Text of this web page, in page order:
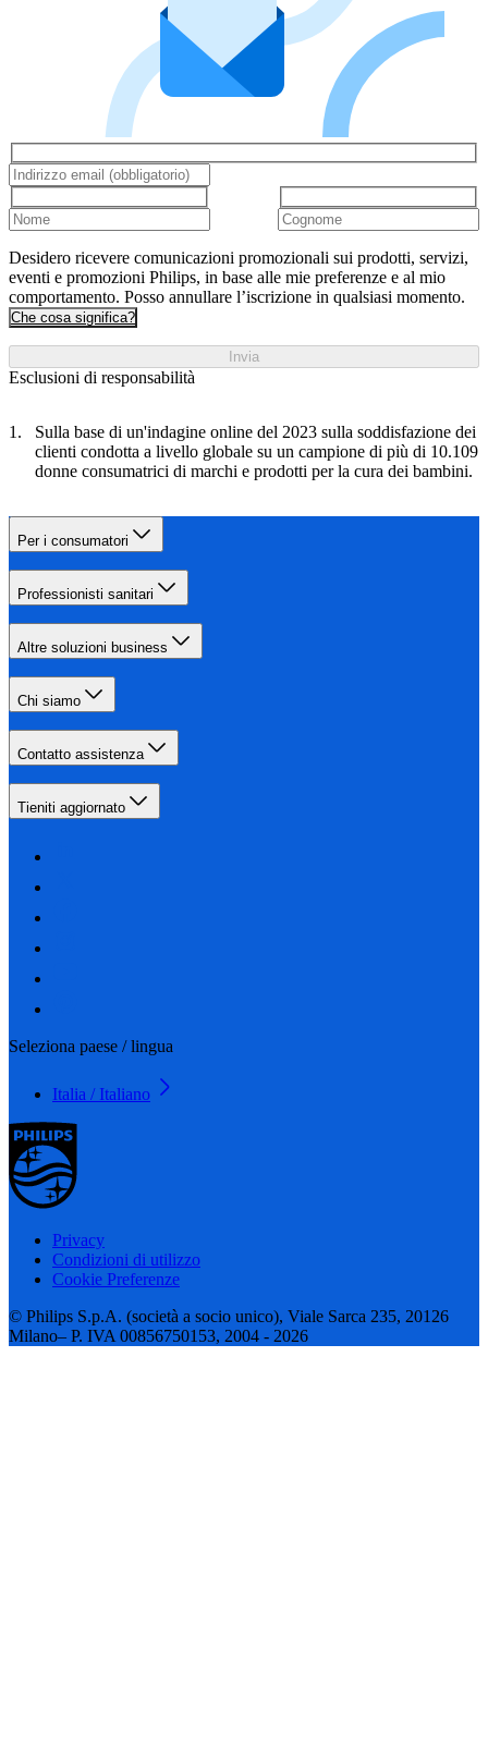
Desidero ricevere comunicazioni promozionali sui prodotti, servizi,
eventi e promozioni Philips, in base alle mie preferenze e al mio
comportamento. Posso annullare l’iscrizione in qualsiasi momento.
Che cosa significa?
Invia
Esclusioni di responsabilità
Sulla base di un'indagine online del 2023 sulla soddisfazione dei
clienti condotta a livello globale su un campione di più di 10.109
donne consumatrici di marchi e prodotti per la cura dei bambini.
Per i consumatori
Professionisti sanitari
Altre soluzioni business
Chi siamo
Contatto assistenza
Tieniti aggiornato
Seleziona paese / lingua
Italia / Italiano
Privacy
Condizioni di utilizzo
Cookie Preferenze
© Philips S.p.A. (società a socio unico), Viale Sarca 235, 20126
Milano– P. IVA 00856750153, 2004 - 2026